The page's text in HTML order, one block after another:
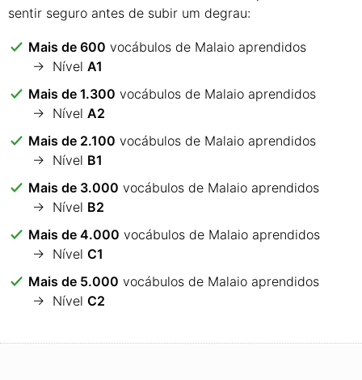
sentir seguro antes de subir um degrau:
Mais de 600 vocábulos de Malaio aprendidos
→ Nível A1
Mais de 1.300 vocábulos de Malaio aprendidos
→ Nível A2
Mais de 2.100 vocábulos de Malaio aprendidos
→ Nível B1
Mais de 3.000 vocábulos de Malaio aprendidos
→ Nível B2
Mais de 4.000 vocábulos de Malaio aprendidos
→ Nível C1
Mais de 5.000 vocábulos de Malaio aprendidos
→ Nível C2